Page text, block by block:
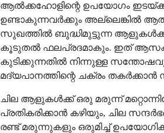
ആൽക്കഹോളിന്റെ ഉപയോഗം
ഉണ്ടാകുന്നവർക്കും അല്ലെങ്കിൽ
സുഖത്തിൽ ബുദ്ധിമുട്ടുന്ന
കൂടുതൽ ഫലപ്രദമാകും. ഇത്
കുടിക്കുന്നതിൽ നിന്നുള്ള
മദ്യപാനത്തിന്റെ ചക്രം തകർക്കാൻ
ചില ആളുകൾക്ക് ഒരു മരുന്ന്
പ്രതികരിക്കാൻ കഴിയും, ചില
രണ്ട് മരുന്നുകളും ഒരുമിച്ച്